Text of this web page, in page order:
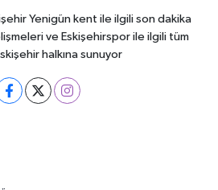
Yenigün kent ile ilgili son dakika
ve Eskişehirspor ile ilgili tüm
halkına sunuyor